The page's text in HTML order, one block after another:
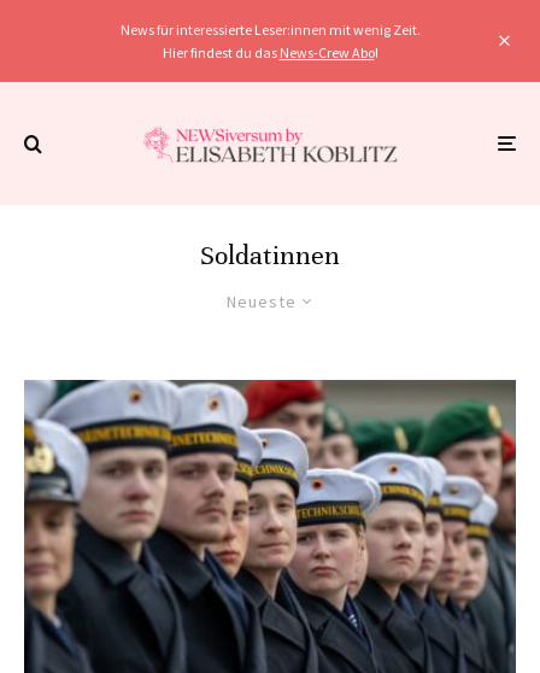
News für interessierte Leser:innen mit wenig Zeit.
Hier findest du das News-Crew Abo!
Soldatinnen
Neueste